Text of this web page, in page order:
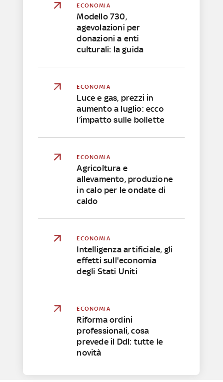
ECONOMIA
Modello 730,
agevolazioni per
donazioni a enti
culturali: la guida
ECONOMIA
Luce e gas, prezzi in
aumento a luglio: ecco
l’impatto sulle bollette
ECONOMIA
Agricoltura e
allevamento, produzione
in calo per le ondate di
caldo
ECONOMIA
Intelligenza artificiale, gli
effetti sull'economia
degli Stati Uniti
ECONOMIA
Riforma ordini
professionali, cosa
prevede il Ddl: tutte le
novità